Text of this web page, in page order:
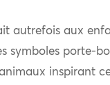
autrefois aux
symboles porte-
inspirant